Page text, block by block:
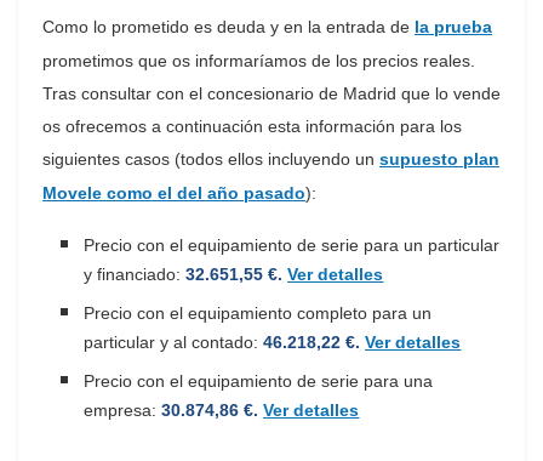
Como lo prometido es deuda y en la entrada de la prueba
prometimos que os informaríamos de los precios reales.
Tras consultar con el concesionario de Madrid que lo vende
os ofrecemos a continuación esta información para los
siguientes casos (todos ellos incluyendo un supuesto plan
Movele como el del año pasado):
Precio con el equipamiento de serie para un particular
y financiado:32.651,55 €.Ver detalles
Precio con el equipamiento completo para un
particular y al contado:46.218,22 €.Ver detalles
Precio con el equipamiento de serie para una
empresa:30.874,86 €.Ver detalles